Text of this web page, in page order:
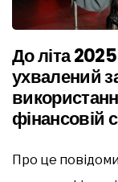
До літа
ухвалений
фінансовій
Про це